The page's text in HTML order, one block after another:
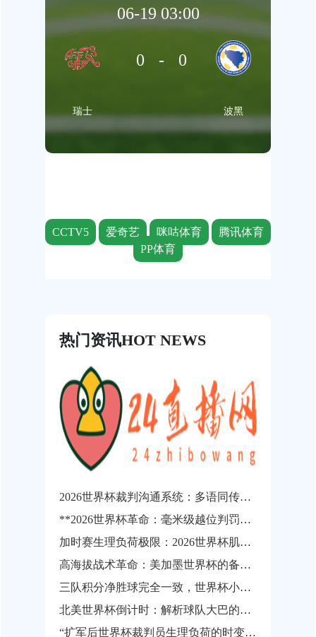
06-19 03:00
瑞士
0-0
波黑
CCTV5 爱奇艺 咪咕体育
腾讯体育
PP体育
热门资讯HOT NEWS
2026世界杯裁判沟通系统：多语同传技术的演进临界点与战略价值重构
**2026世界杯革命：毫米级越位判罚如何让“争议悬案”成为历史**
加时赛生理负荷极限：2026世界杯肌肉损伤风险的动态概率预测
高海拔战术革命：美加墨世界杯的备战新逻辑
三队积分净胜球完全一致，世界杯小组出线权如何精确计算？
北美世界杯倒计时：解析球队大巴的分钟级路线规划与动态调度逻辑
“扩军后世界杯裁判员生理负荷的时变非线性演化与疲劳实时预警机制研究”